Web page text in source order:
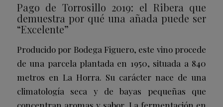
Pago de Torrosillo 2019: el Ribera que
demuestra por qué una añada puede ser
“Excelente”
Producido por Bodega Figuero, este vino procede
de una parcela plantada en 1950, situada a 840
metros en La Horra. Su carácter nace de una
climatología seca y de bayas pequeñas que
concentran aromas y sabor. La fermentación en